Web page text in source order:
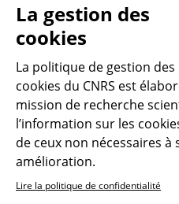
CNRS
Créer un compte Se connecter
La gestion des
cookies
La politique de gestion des
cookies du CNRS est
mission de recherche
l’information sur les
de ceux non nécessaires
amélioration.
Lire la politique de confidentialité